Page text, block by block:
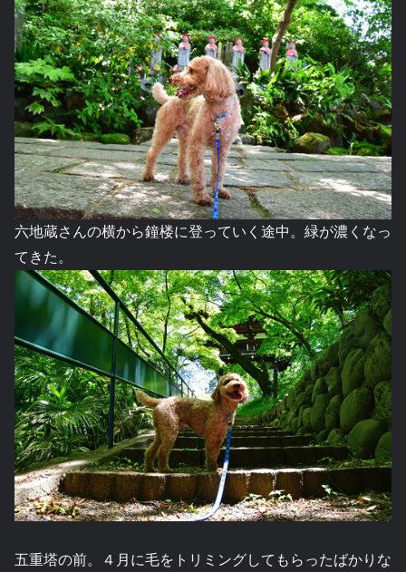
六地蔵さんの横から鐘楼に登っていく途中。緑が濃くなっ
てきた。
五重塔の前。４月に毛をトリミングしてもらったばかりな